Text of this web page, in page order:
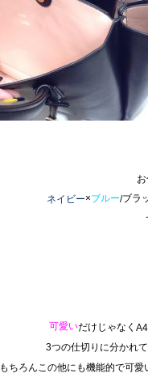
ネイビー×ブルー/ブラ
可愛いだけじゃなく
3つの仕切りに分かれ
もちろんこの他にも機能的で可